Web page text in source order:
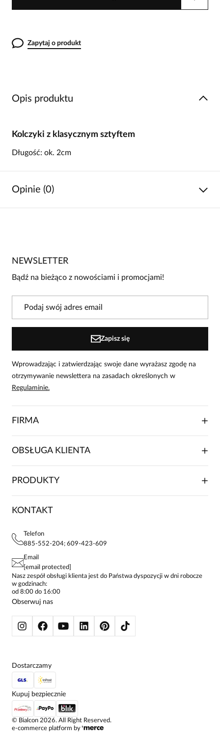
Zapytaj o produkt
Opis produktu
Kolczyki z klasycznym sztyftem
Długość: ok. 2cm
Opinie (0)
Bądź pierwszą osobą, która podzieli się opinią o tym
W naszej witrynie opinie mogą dodawać tylko
NEWSLETTER
Bądź na bieżąco z nowościami i promocjami!
Zapisz się
Wprowadzając i zatwierdzając swoje dane wyrażasz zgodę na
otrzymywanie newslettera na zasadach określonych w
Regulaminie.
FIRMA
O NAS
FRANCZYZA
KONTAKTY
OBSŁUGA KLIENTA
SKŁADANIE ZAMÓWIENIA
FAQ
POLITYKA PRYWATNOŚCI
STREFA STAŁEGO KLIENTA
PRODUKTY
SUKIENKI
KOSZULE DAMSKIE
SPODNIE DAMSKIE
ŻAKIETY I MARYNARKI
SWETRY
BLUZY
KONTAKT
Telefon
885-552-204; 609-423-609
Email
[email protected]
Nasz zespół obsługi klienta jest do Państwa dyspozycji w dni robocze
w godzinach:
od 8:00 do 16:00
Obserwuj nas
© Bialcon 2026. All Right Reserved.
e-commerce platform by
Dostarczamy
Kupuj bezpiecznie